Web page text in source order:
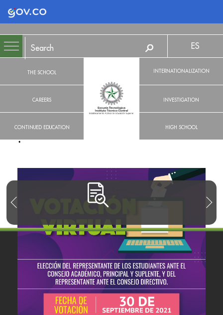
Logo Gobierno de Colombia
THE SCHOOL
CAREERS
CONTINUED EDUCATION
ES
INTERNATIONALIZATION
INVESTIGATION
HIGH SCHOOL